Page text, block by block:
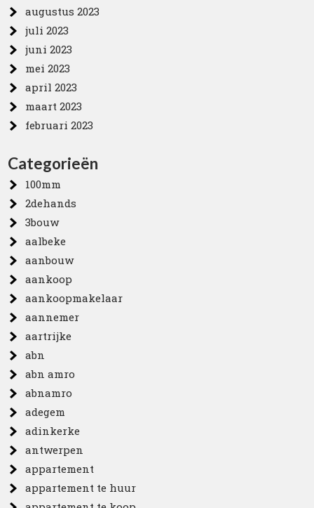
augustus 2023
juli 2023
juni 2023
mei 2023
april 2023
maart 2023
februari 2023
Categorieën
100mm
2dehands
3bouw
aalbeke
aanbouw
aankoop
aankoopmakelaar
aannemer
aartrijke
abn
abn amro
abnamro
adegem
adinkerke
antwerpen
appartement
appartement te huur